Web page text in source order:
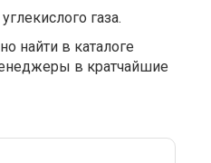
газа.
найти в каталоге
в кратчайшие